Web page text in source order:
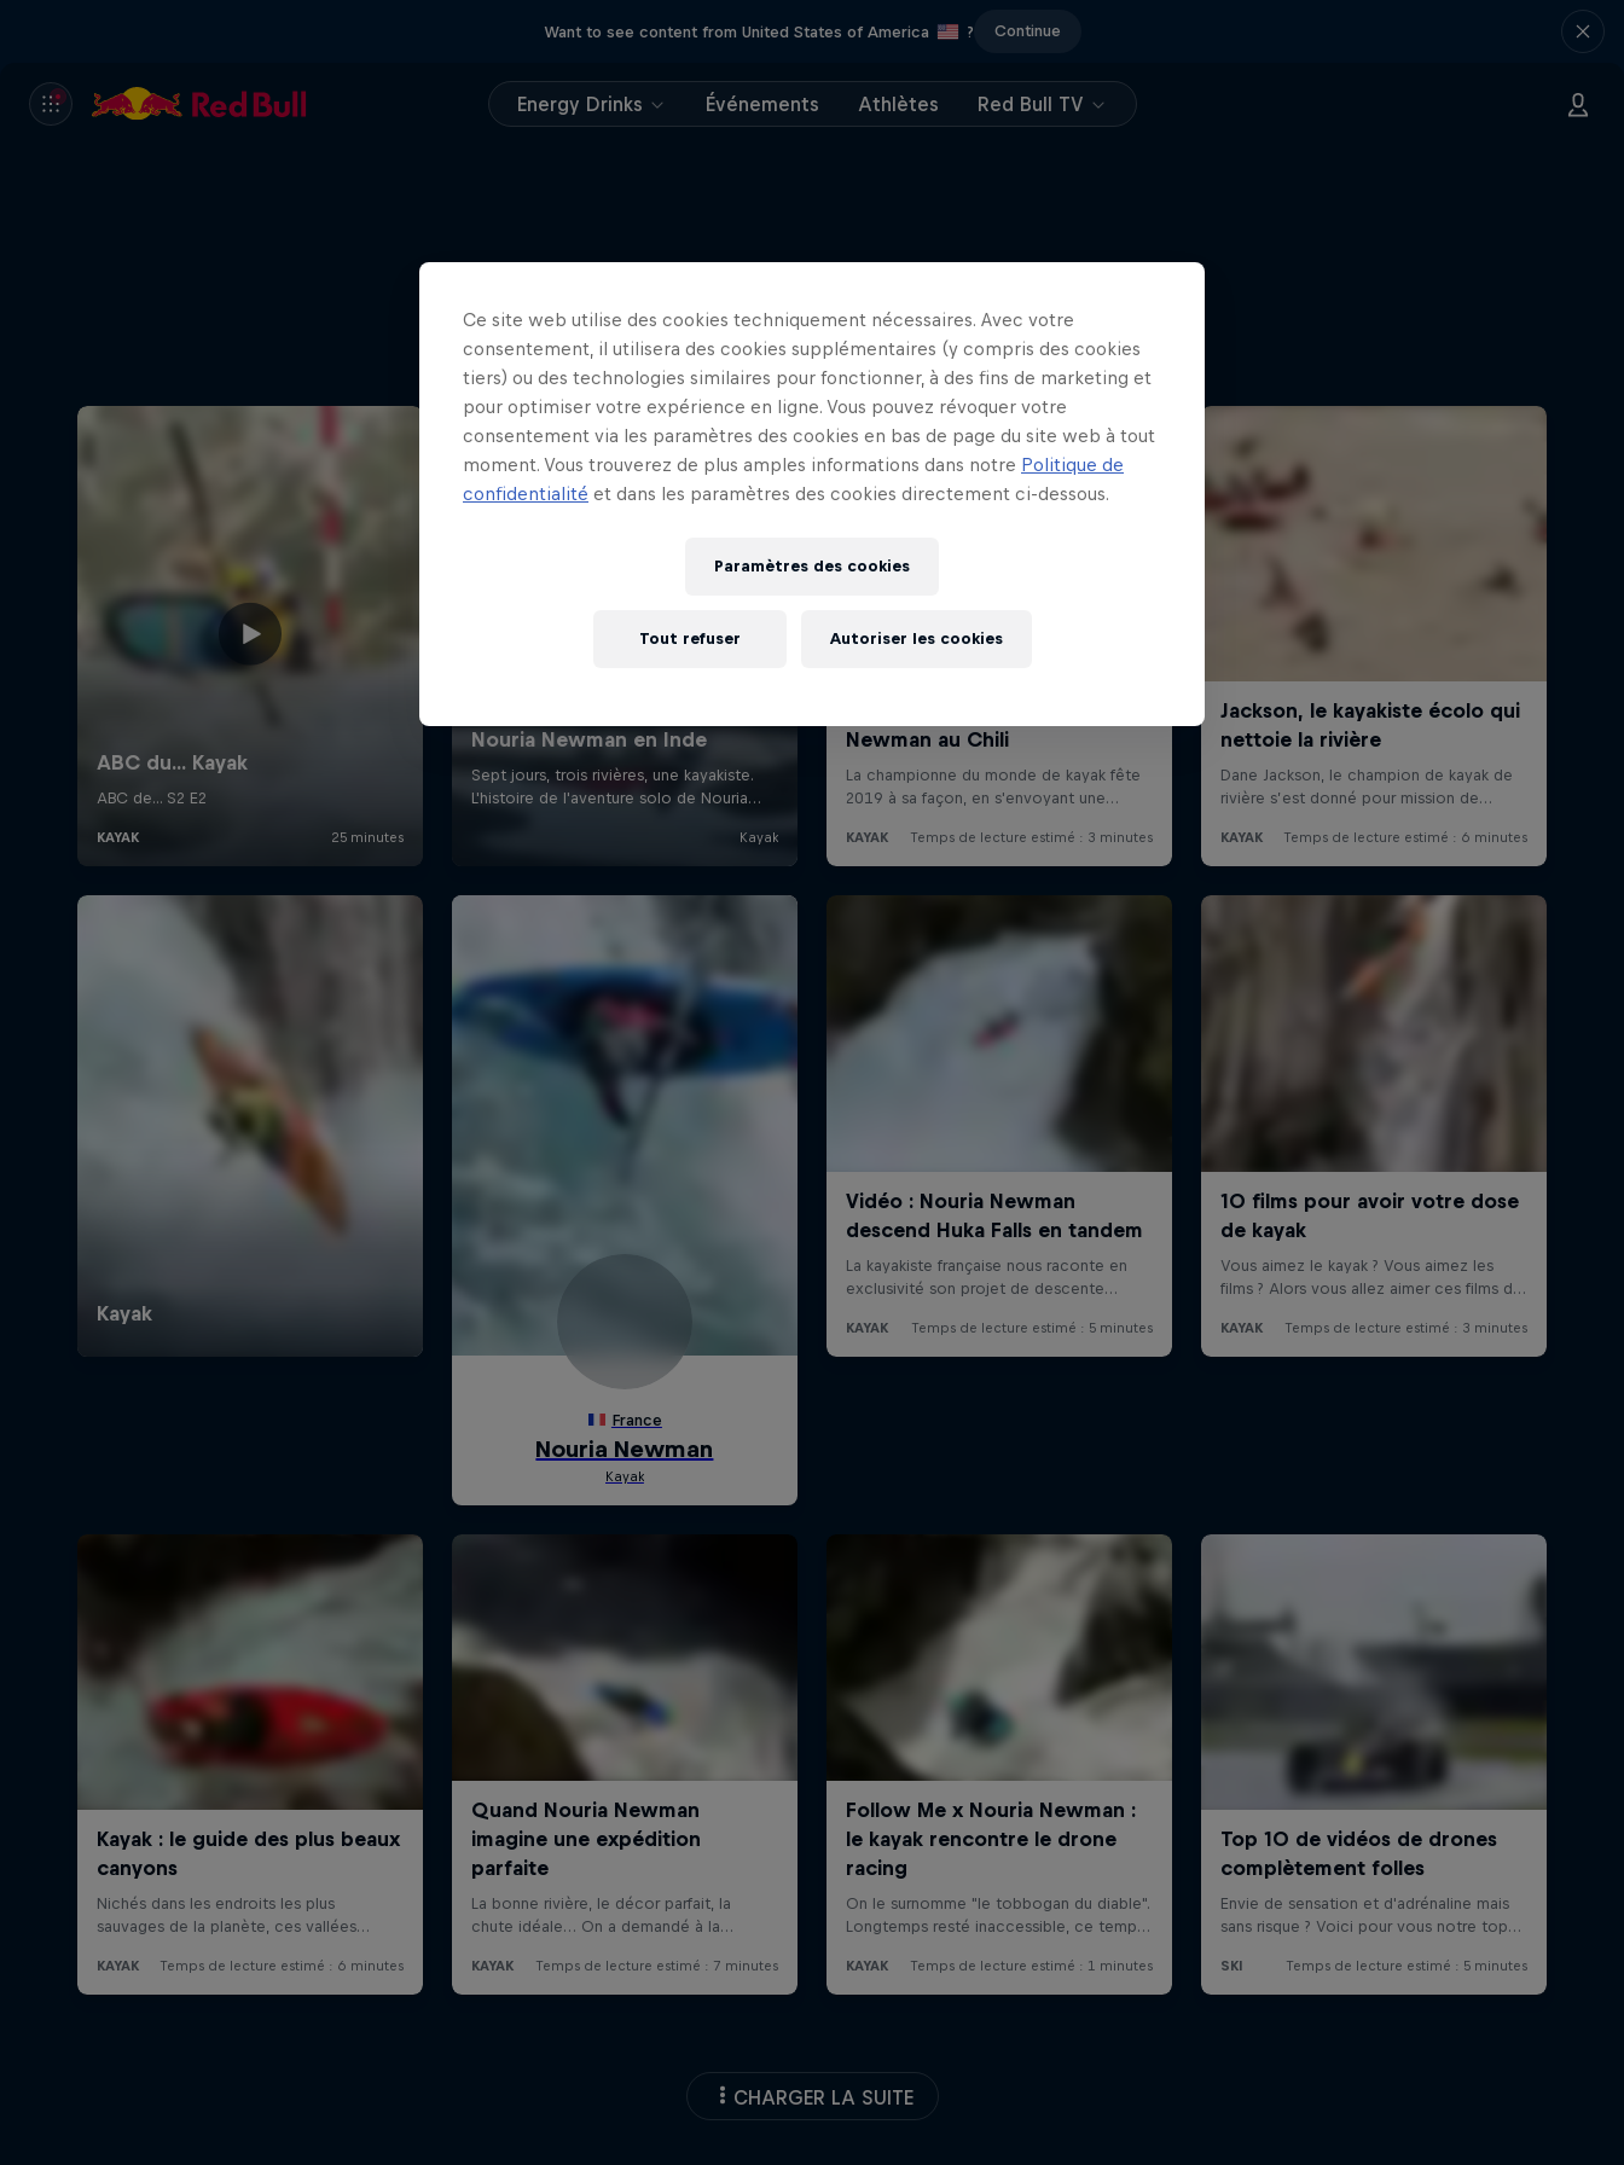
Want to see content from United States of America ? Continue
Energy Drinks Événements Athlètes Red Bull TV
J'en veux encore !
CHARGER LA SUITE
Ce site web utilise des cookies techniquement nécessaires. Avec votre
consentement, il utilisera des cookies supplémentaires (y compris des cookies
tiers) ou des technologies similaires pour fonctionner, à des fins de marketing et
pour optimiser votre expérience en ligne. Vous pouvez révoquer votre
consentement via les paramètres des cookies en bas de page du site web à tout
moment. Vous trouverez de plus amples informations dans notre Politique de
confidentialité et dans les paramètres des cookies directement ci-dessous.
Paramètres des cookies
Tout refuser Autoriser les cookies